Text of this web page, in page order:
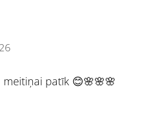
patīk 😊🌸🌸🌸